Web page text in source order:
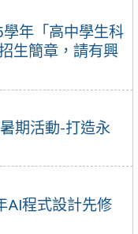
年「高中學生科
生簡章，請有興
期活動-打造永
AI程式設計先修